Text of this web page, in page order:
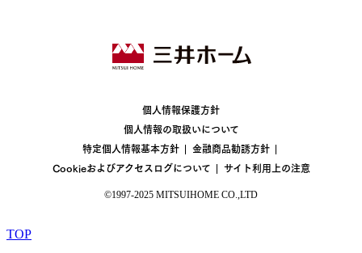
個人情報保護方針
個人情報の取扱いについて
特定個人情報基本方針
金融商品勧誘方針
Cookieおよびアクセスログについて
サイト利用上の注意
©1997-2025 MITSUIHOME CO.,LTD
TOP